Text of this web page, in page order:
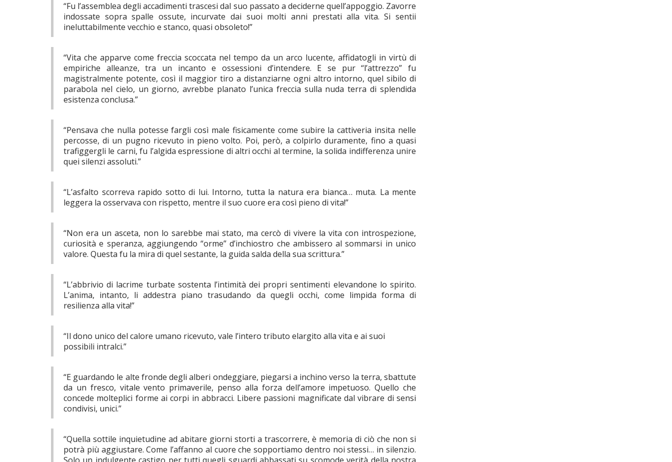
“Fu l’assemblea degli accadimenti trascesi dal suo passato a deciderne quell’appoggio. Zavorre
indossate sopra spalle ossute, incurvate dai suoi molti anni prestati alla vita. Si sentii
ineluttabilmente vecchio e stanco, quasi obsoleto!”
“Vita che apparve come freccia scoccata nel tempo da un arco lucente, affidatogli in virtù di
empiriche alleanze, tra un incanto e ossessioni d’intendere. E se pur “l’attrezzo” fu
magistralmente potente, così il maggior tiro a distanziarne ogni altro intorno, quel sibilo di
parabola nel cielo, un giorno, avrebbe planato l’unica freccia sulla nuda terra di splendida
esistenza conclusa.”
“Pensava che nulla potesse fargli così male fisicamente come subire la cattiveria insita nelle
percosse, di un pugno ricevuto in pieno volto. Poi, però, a colpirlo duramente, fino a quasi
trafiggergli le carni, fu l’algida espressione di altri occhi al termine, la solida indifferenza unire
quei silenzi assoluti.”
“L’asfalto scorreva rapido sotto di lui. Intorno, tutta la natura era bianca… muta. La mente
leggera la osservava con rispetto, mentre il suo cuore era così pieno di vita!”
“Non era un asceta, non lo sarebbe mai stato, ma cercò di vivere la vita con introspezione,
curiosità e speranza, aggiungendo “orme” d’inchiostro che ambissero al sommarsi in unico
valore. Questa fu la mira di quel sestante, la guida salda della sua scrittura.”
“L’abbrivio di lacrime turbate sostenta l’intimità dei propri sentimenti elevandone lo spirito.
L’anima, intanto, li addestra piano trasudando da quegli occhi, come limpida forma di
resilienza alla vita!”
“Il dono unico del calore umano ricevuto, vale l’intero tributo elargito alla vita e ai suoi
possibili intralci.”
“E guardando le alte fronde degli alberi ondeggiare, piegarsi a inchino verso la terra, sbattute
da un fresco, vitale vento primaverile, penso alla forza dell’amore impetuoso. Quello che
concede molteplici forme ai corpi in abbracci. Libere passioni magnificate dal vibrare di sensi
condivisi, unici.”
“Quella sottile inquietudine ad abitare giorni storti a trascorrere, è memoria di ciò che non si
potrà più aggiustare. Come l’affanno al cuore che sopportiamo dentro noi stessi… in silenzio.